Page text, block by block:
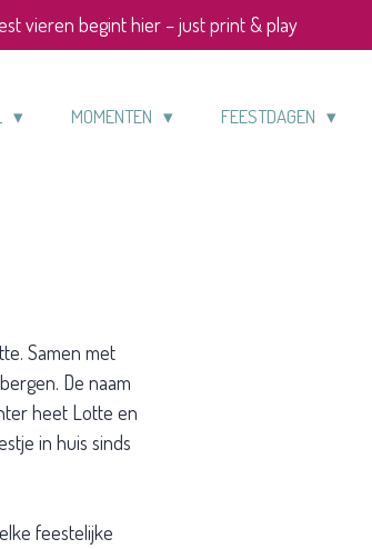
vieren begint hier – just print & play
MOMENTEN FEESTDAGEN
Samen met
De naam
heet Lotte en
in huis sinds
feestelijke